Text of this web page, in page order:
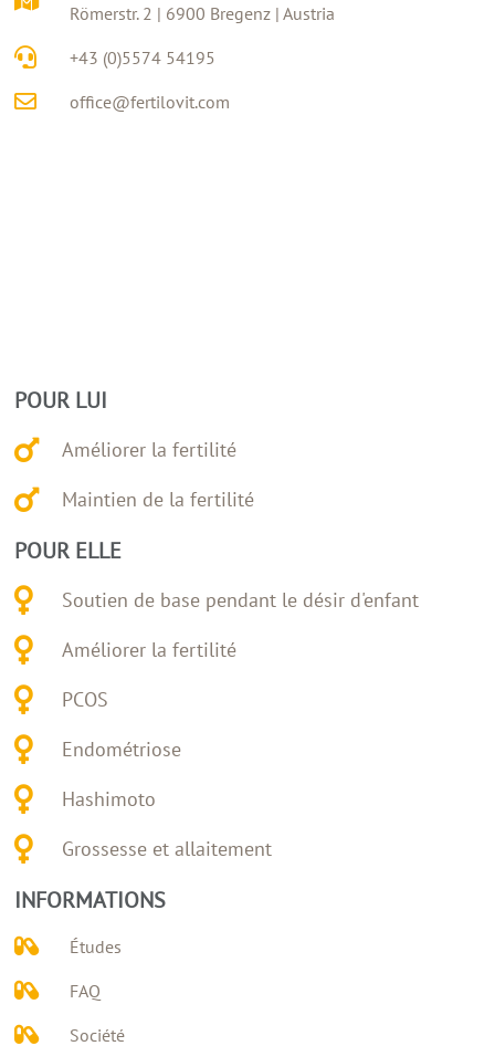
Römerstr. 2 | 6900 Bregenz | Austria
+43 (0)5574 54195
office@fertilovit.com
POUR LUI
Améliorer la fertilité
Maintien de la fertilité
POUR ELLE
Soutien de base pendant le désir d'enfant
Améliorer la fertilité
PCOS
Endométriose
Hashimoto
Grossesse et allaitement
INFORMATIONS
Études
FAQ
Société